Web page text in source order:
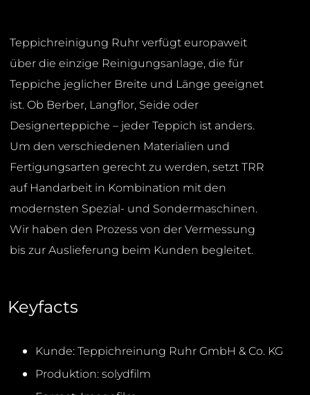
Teppichreinigung Ruhr verfügt europaweit
über die einzige Reinigungsanlage, die für
Teppiche jeglicher Breite und Länge geeignet
ist. Ob Berber, Langflor, Seide oder
Designerteppiche – jeder Teppich ist anders.
Um den verschiedenen Materialien und
Fertigungsarten gerecht zu werden, setzt TRR
auf Handarbeit in Kombination mit den
modernsten Spezial- und Sondermaschinen.
Wir haben den Prozess von der Vermessung
bis zur Auslieferung beim Kunden begleitet.
Keyfacts
Kunde: Teppichreinung Ruhr GmbH & Co. KG
Produktion: solydfilm